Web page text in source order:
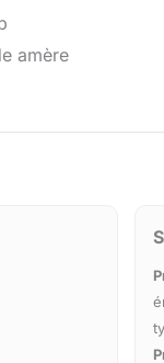
amère